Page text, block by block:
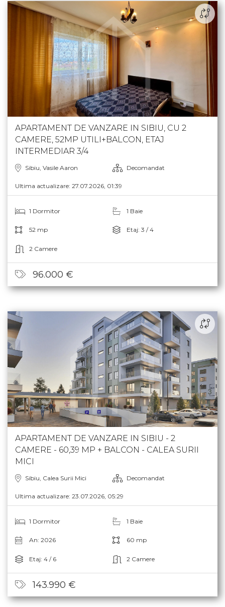
APARTAMENT DE VANZARE IN SIBIU, CU 2
CAMERE, 52MP UTILI+BALCON, ETAJ
INTERMEDIAR 3/4
Sibiu, Vasile Aaron Decomandat
Ultima actualizare: 27.07.2026, 01:39
1 Dormitor 1 Baie
52 mp Etaj: 3 / 4
2 Camere
96.000 €
APARTAMENT DE VANZARE IN SIBIU - 2
CAMERE - 60,39 MP + BALCON - CALEA SURII
MICI
Sibiu, Calea Surii Mici Decomandat
Ultima actualizare: 23.07.2026, 05:29
1 Dormitor 1 Baie
An: 2026 60 mp
Etaj: 4 / 6 2 Camere
143.990 €